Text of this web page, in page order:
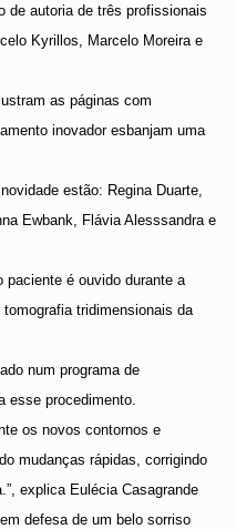
de autoria de três profissionais
Kyrillos, Marcelo Moreira e
as páginas com
inovador esbanjam uma
estão: Regina Duarte,
Ewbank, Flávia Alesssandra e
paciente é ouvido durante a
tridimensionais da
num programa de
esse procedimento.
os novos contornos e
mudanças rápidas, corrigindo
explica Eulécia Casagrande
defesa de um belo sorriso